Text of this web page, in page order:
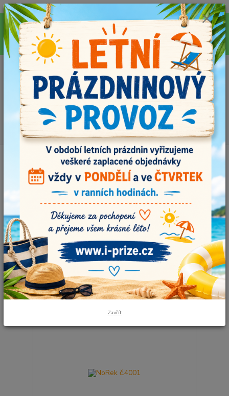
Pro rychlejší vyřízení Vašich dotazů, využijte během letních prázdnin náš
email info@i-prize.cz. Děkujeme. !!! POZOR ZMĚNA !!! V PONDĚLÍ 10.8.
NEVYŘIZUJEME ŽÁDNÉ OBJEDNÁVKY, ODESÍLAT BUDEME V ÚTERÝ
11.8. DĚKUJEME ZA POCHOPENÍ!
Menu
Hledat
+420704179566 0ks
za0,00 Kč
Podle materiálu Nylon
Nylon
Upřesnit parametry
Nejnovější Nejlevnější
Zobrazuji 1-8 z 8
strana z 1
Zavřít